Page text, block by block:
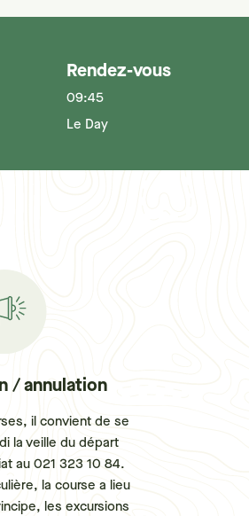
Rendez-vous
09:45
Le Day
/ annulation
il convient de se
la veille du départ
au 021 323 10 84.
la course a lieu
les excursions